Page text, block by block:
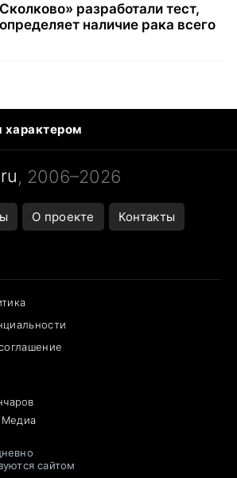
разработали тест,
наличие рака всего
кровать
Тунцы в океанариуме
войне
Maps
, 2006–2026
О проекте Контакты
Медиа
сайтом